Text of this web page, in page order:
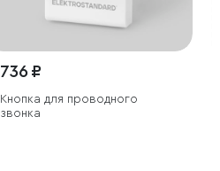
736 ₽
Кнопка для проводного
звонка